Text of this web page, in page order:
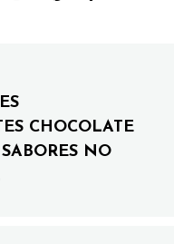
CHOCOLATE
NO